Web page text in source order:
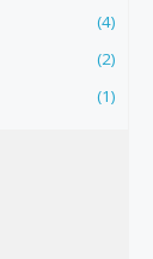
(4)
(2)
(1)